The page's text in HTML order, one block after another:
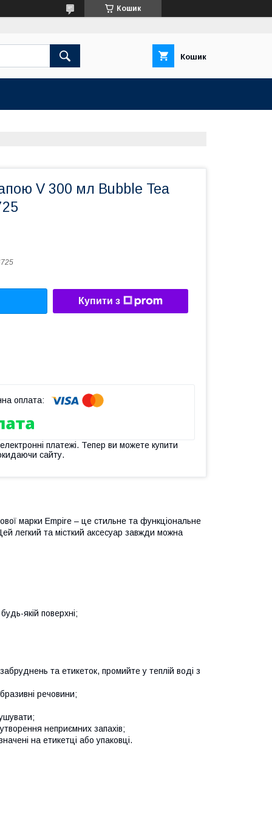
Кошик
Кошик
V 300 мл Bubble Tea
Купити з
платежі. Тепер ви можете купити
сайту.
марки Empire – це стильне та функціональне
легкий та місткий аксесуар завжди можна
якій поверхні;
та етикеток, промийте у теплій воді з
речовини;
неприємних запахів;
на етикетці або упаковці.